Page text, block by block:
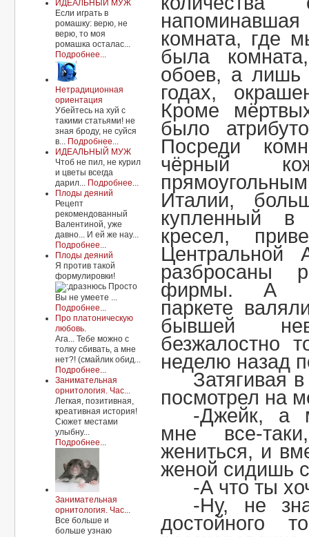
ИДЕАЛЬНЫЙ МУЖ
Если играть в
ромашку: верю, не
верю, то моя
ромашка осталас...
Подробнее...
Нетрадиционная
ориентация
Убейтесь на хуй с
такими статьями! не
зная броду, не суйся
в... Подробнее...
ИДЕАЛЬНЫЙ МУЖ
Чтоб не пил, не курил
и цветы всегда
дарил... Подробнее...
Плоды деяний
Рецепт
рекомендованный
Валентиной, уже
давно... И ей же нау...
Подробнее...
Плоды деяний
Я против такой
формулировки!
Просто
Вы не умеете ...
Подробнее...
Про платоническую
любовь.
Ага... Тебе можно с
толку сбивать, а мне
нет?! (смайлик обид...
Подробнее...
Занимательная
орнитология. Час...
Легкая, позитивная,
креативная история!
Сюжет местами
улыбну...
Подробнее...
Занимательная
орнитология. Час...
Все больше и
больше узнаю
комната, где
была
обоев, а лишь
годах,
Кроме
было
Посреди
чёрный
Италии,
купленный в
кресел,
разбросаны
фирмы. А на
паркете
бывшей
безжалостно
неделю назад
Затягивая
посмотрел на
-Джейк, а
мне все-
жениться, и
женой сидишь
-А что ты
-Ну, не
достойного